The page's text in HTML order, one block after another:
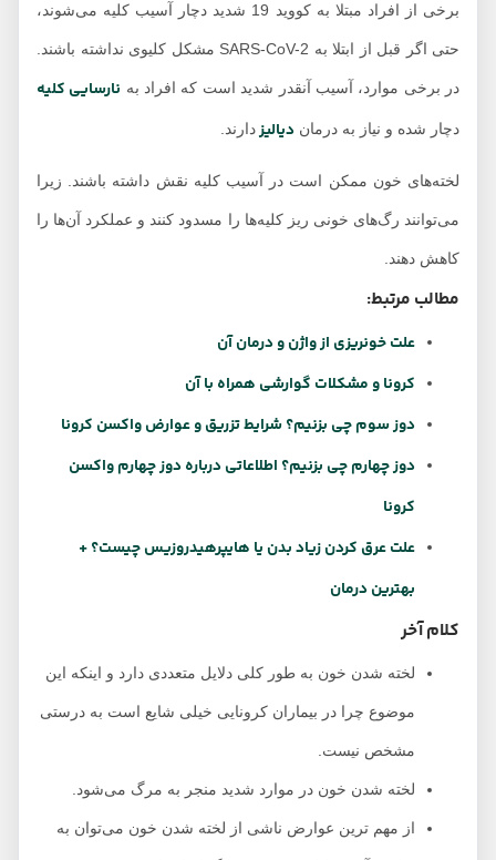
برخی از افراد مبتلا به کووید 19 شدید دچار آسیب کلیه می‌شوند،
حتی اگر قبل از ابتلا به SARS-CoV-2 مشکل کلیوی نداشته باشند.
در برخی موارد، آسیب آنقدر شدید است که افراد به نارسایی کلیه
دچار شده و نیاز به درماندیالیزدارند.
لخته‌های خون ممکن است در آسیب کلیه نقش داشته باشند. زیرا
می‌توانند رگ‌های خونی ریز کلیه‌ها را مسدود کنند و عملکرد آن‌ها را
کاهش دهند.
مطالب مرتبط:
علت خونریزی از واژن و درمان آن
کرونا و مشکلات گوارشی همراه با آن
دوز سوم چی بزنیم؟ شرایط تزریق و عوارض واکسن کرونا
دوز چهارم چی بزنیم؟ اطلاعاتی درباره دوز چهارم واکسن
علت عرق کردن زیاد بدن یا هایپرهیدروزیس چیست؟ +
بهترین درمان
کلام آخر
لخته شدن خون به طور کلی دلایل متعددی دارد و اینکه این
موضوع چرا در بیماران کرونایی خیلی شایع است به درستی
مشخص نیست.
لخته شدن خون در موارد شدید منجر به مرگ می‌شود.
از مهم ترین عوارض ناشی از لخته شدن خون می‌توان به